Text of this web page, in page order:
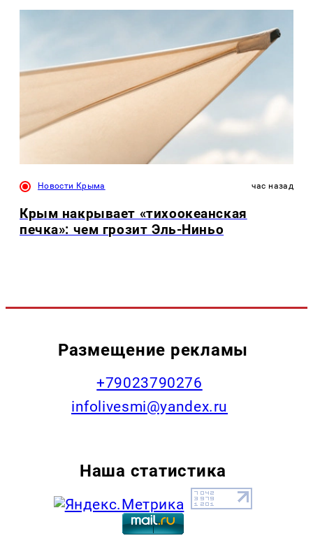
Новости Крыма час назад
Крым накрывает «тихоокеанская
печка»: чем грозит Эль-Ниньо
Размещение рекламы
+79023790276
infolivesmi@yandex.ru
Наша статистика